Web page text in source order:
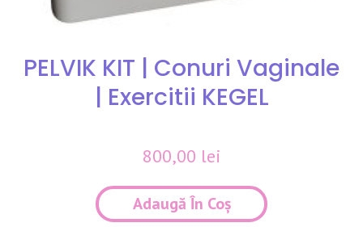
PELVIK KIT | Conuri Vaginale
| Exercitii KEGEL
800,00 lei
Adaugă În Coș